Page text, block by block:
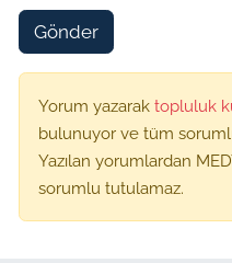
Gönder
Yorum yazarak topluluk
bulunuyor ve tüm
Yazılan yorumlardan
sorumlu tutulamaz.